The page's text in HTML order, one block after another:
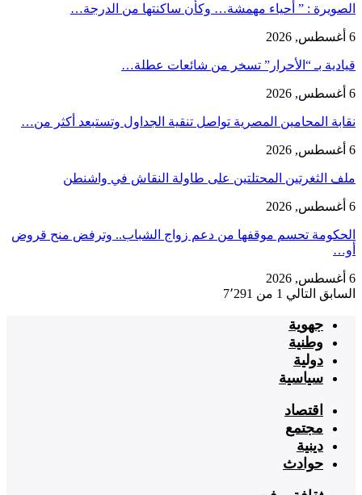
الصويرة : ” أحياء مهمشة… وكأن ساكنتها من الدرجة…
6 أغسطس, 2026
قيادية بـ “الأحرار” تسخر من شائعات عطلة…
6 أغسطس, 2026
نقابة المحامين المصرية تواصل تنقية الجداول وتستبعد أكثر من…
6 أغسطس, 2026
ملف الثغرتين المحتلتين على طاولة النقاش في واشنطن
6 أغسطس, 2026
الحكومة تحسم موقفها من دعم زواج الشباب.. وترفض منح قروض
أو…
6 أغسطس, 2026
السابق التالي 1 من 7٬291
جهوية
وطنية
دولية
سياسية
اقتصاد
مجتمع
دينية
حوادث